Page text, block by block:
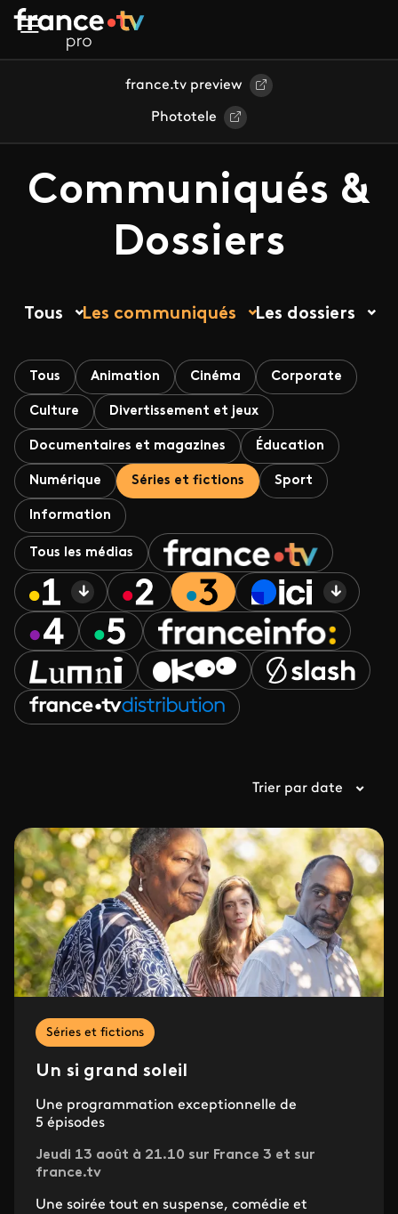
Aller au contenu principal
france.tv preview
Phototele
Communiqués &
Dossiers
Tous Les communiqués Les dossiers
Tous Animation Cinéma Corporate
Culture Divertissement et jeux
Documentaires et magazines Éducation
Numérique Séries et fictions Sport
Information
Tous les médias
Trier par date
Séries et fictions
Un si grand soleil
Une programmation exceptionnelle de
5 épisodes
Jeudi 13 août à 21.10 sur France 3 et sur
france.tv
Une soirée tout en suspense, comédie et